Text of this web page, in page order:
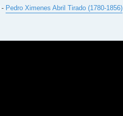
- Pedro Ximenes Abril Tirado (1780-1856)